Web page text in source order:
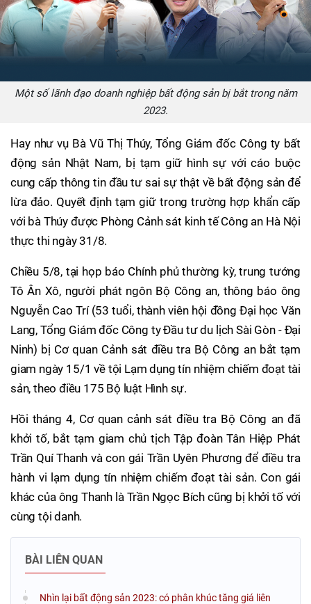
Một số lãnh đạo doanh nghiệp bất động sản bị bắt trong năm
2023.
Hay như vụ Bà Vũ Thị Thúy, Tổng Giám đốc Công ty bất
động sản Nhật Nam, bị tạm giữ hình sự với cáo buộc
cung cấp thông tin đầu tư sai sự thật về bất động sản để
lừa đảo. Quyết định tạm giữ trong trường hợp khẩn cấp
với bà Thúy được Phòng Cảnh sát kinh tế Công an Hà Nội
thực thi ngày 31/8.
Chiều 5/8, tại họp báo Chính phủ thường kỳ, trung tướng
Tô Ân Xô, người phát ngôn Bộ Công an, thông báo ông
Nguyễn Cao Trí (53 tuổi, thành viên hội đồng Đại học Văn
Lang, Tổng Giám đốc Công ty Đầu tư du lịch Sài Gòn - Đại
Ninh) bị Cơ quan Cảnh sát điều tra Bộ Công an bắt tạm
giam ngày 15/1 về tội Lạm dụng tín nhiệm chiếm đoạt tài
sản, theo điều 175 Bộ luật Hình sự.
Hồi tháng 4, Cơ quan cảnh sát điều tra Bộ Công an đã
khởi tố, bắt tạm giam chủ tịch Tập đoàn Tân Hiệp Phát
Trần Quí Thanh và con gái Trần Uyên Phương để điều tra
hành vi lạm dụng tín nhiệm chiếm đoạt tài sản. Con gái
khác của ông Thanh là Trần Ngọc Bích cũng bị khởi tố với
cùng tội danh.
BÀI LIÊN QUAN
Nhìn lại bất động sản 2023: có phân khúc tăng giá liên